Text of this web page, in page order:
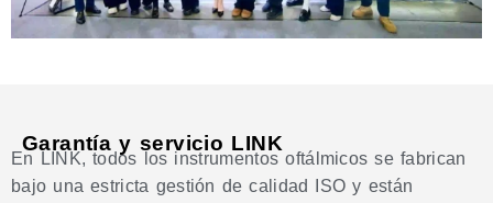
Garantía y servicio LINK
En LINK, todos los instrumentos oftálmicos se fabrican
bajo una estricta gestión de calidad ISO y están